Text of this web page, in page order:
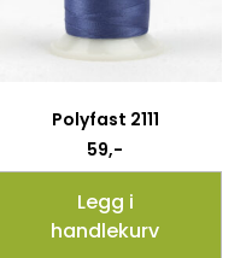
Polyfast 2111
59,-
Legg i
handlekurv